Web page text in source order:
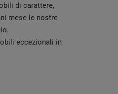
di carattere,
mese le nostre
eccezionali in